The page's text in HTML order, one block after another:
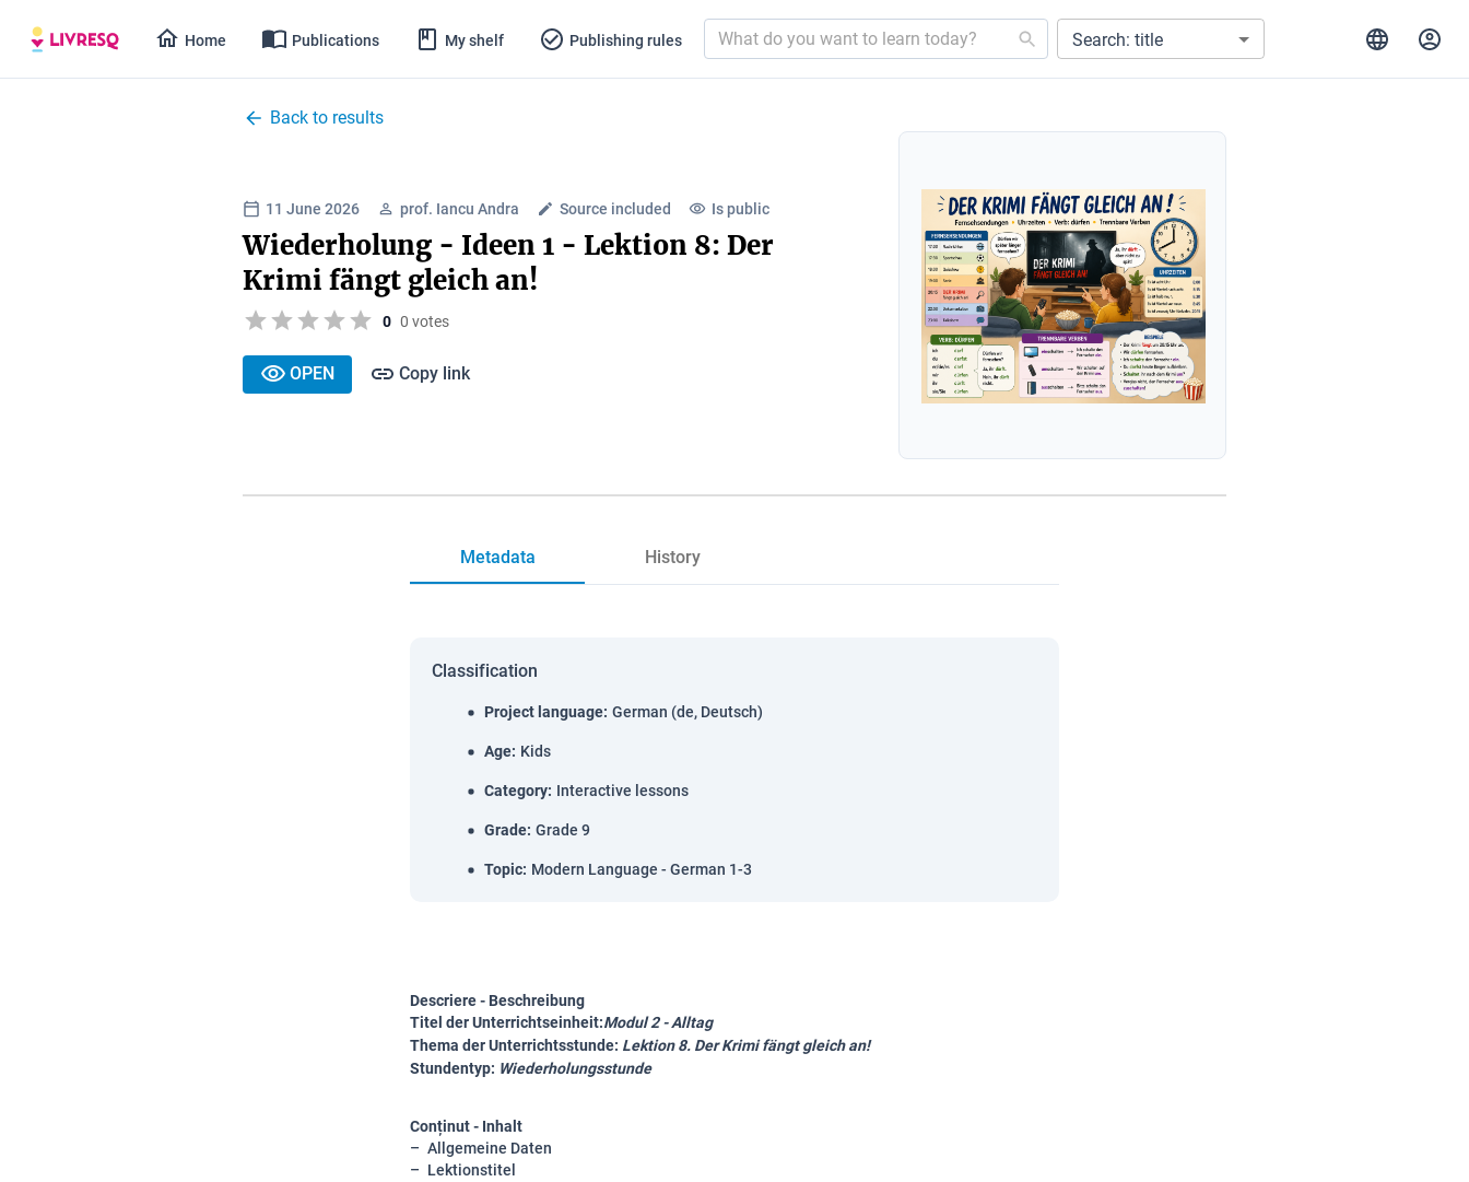
Home Publications My shelf Publishing rules Search: title
Back to results
11 June 2026 prof. Iancu Andra Source included Is public
Wiederholung - Ideen 1 - Lektion 8: Der
Krimi fängt gleich an!
0 0 votes
OPEN Copy link
Metadata History
Classification
Project language: German (de, Deutsch)
Age: Kids
Category: Interactive lessons
Grade: Grade 9
Topic: Modern Language - German 1-3
Descriere - Beschreibung
Titel der Unterrichtseinheit:Modul 2 - Alltag
Thema der Unterrichtsstunde: Lektion 8. Der Krimi fängt gleich an!
Stundentyp: Wiederholungsstunde
Conținut - Inhalt
Allgemeine Daten
Lektionstitel